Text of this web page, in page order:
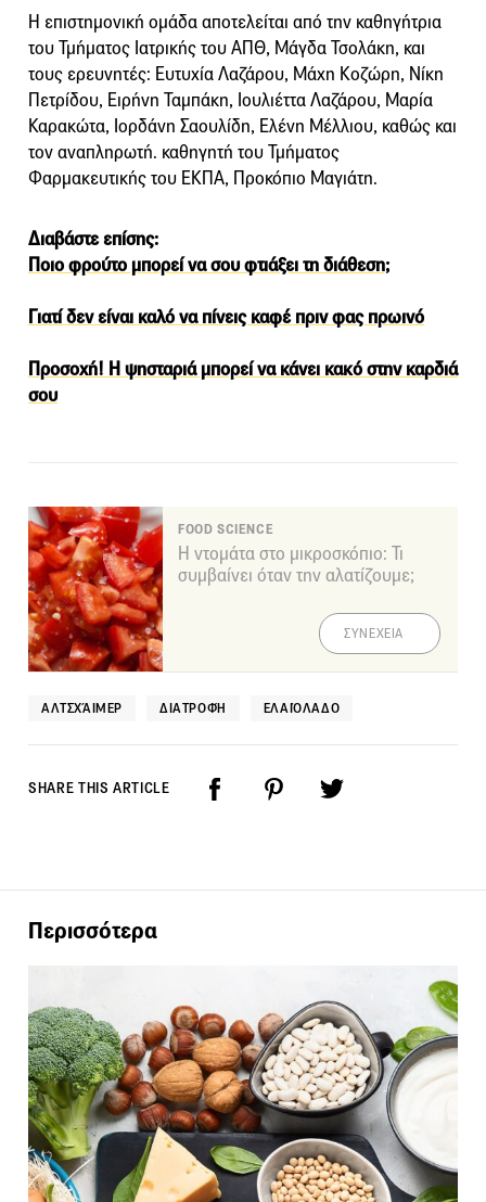
Η επιστημονική ομάδα αποτελείται από την καθηγήτρια
του Τμήματος Ιατρικής του ΑΠΘ, Μάγδα Τσολάκη, και
τους ερευνητές: Ευτυχία Λαζάρου, Μάχη Κοζώρη, Νίκη
Πετρίδου, Ειρήνη Ταμπάκη, Ιουλιέττα Λαζάρου, Μαρία
Καρακώτα, Ιορδάνη Σαουλίδη, Ελένη Μέλλιου, καθώς και
τον αναπληρωτή. καθηγητή του Τμήματος
Φαρμακευτικής του ΕΚΠΑ, Προκόπιο Μαγιάτη.
Διαβάστε επίσης:
Ποιο φρούτο μπορεί να σου φτιάξει τη διάθεση;
Γιατί δεν είναι καλό να πίνεις καφέ πριν φας πρωινό
Προσοχή! Η ψησταριά μπορεί να κάνει κακό στην καρδιά
σου
FOOD SCIENCE
Η ντομάτα στο μικροσκόπιο: Τι
συμβαίνει όταν την αλατίζουμε;
ΣΥΝΕΧΕΙΑ
ΑΛΤΣΧΆΙΜΕΡ ΔΙΑΤΡΟΦΉ ΕΛΑΙΌΛΑΔΟ
SHARE THIS ARTICLE
Περισσότερα